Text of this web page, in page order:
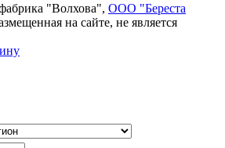
"Волхова", ООО "Береста
на сайте, не является